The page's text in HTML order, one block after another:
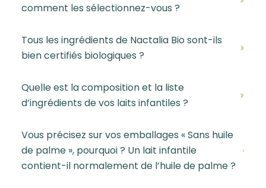
comment les sélectionnez-vous ?
Tous les ingrédients de Nactalia Bio sont-ils
bien certifiés biologiques ?
Quelle est la composition et la liste
d’ingrédients de vos laits infantiles ?
Vous précisez sur vos emballages « Sans huile
de palme », pourquoi ? Un lait infantile
contient-il normalement de l’huile de palme ?